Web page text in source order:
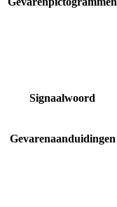
Signaalwoord
Gevarenaanduidingen